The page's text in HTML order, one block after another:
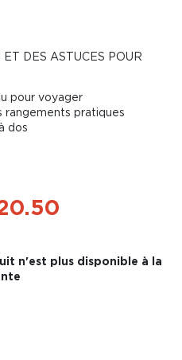
DES ASTUCES POUR
pour voyager
rangements pratiques
dos
n'est plus disponible à la